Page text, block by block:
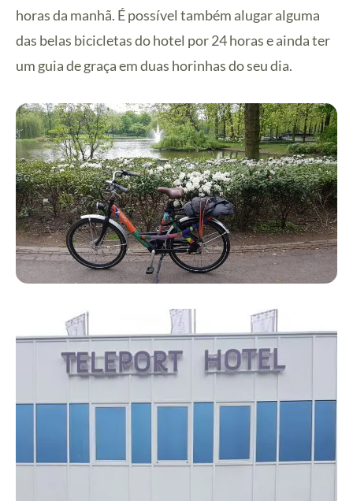
horas da manhã. É possível também alugar alguma
das belas bicicletas do hotel por 24 horas e ainda ter
um guia de graça em duas horinhas do seu dia.